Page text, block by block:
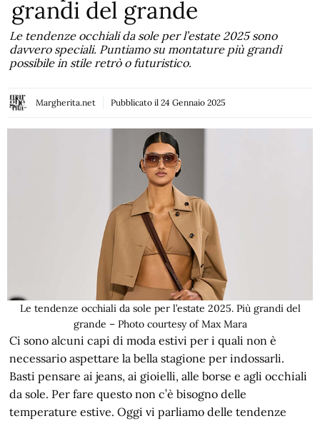
grandi del grande
Le tendenze occhiali da sole per l’estate 2025 sono
davvero speciali. Puntiamo su montature più grandi
possibile in stile retrò o futuristico.
Margherita.net Pubblicato il 24 Gennaio 2025
Le tendenze occhiali da sole per l’estate 2025. Più grandi del
grande – Photo courtesy of Max Mara
Ci sono alcuni capi di moda estivi per i quali non è
necessario aspettare la bella stagione per indossarli.
Basti pensare ai jeans, ai gioielli, alle borse e agli occhiali
da sole. Per fare questo non c’è bisogno delle
temperature estive. Oggi vi parliamo delle tendenze